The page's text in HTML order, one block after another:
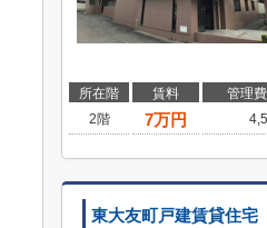
所在階 賃料 管理
2階
7万円
東大友町戸建賃貸住宅